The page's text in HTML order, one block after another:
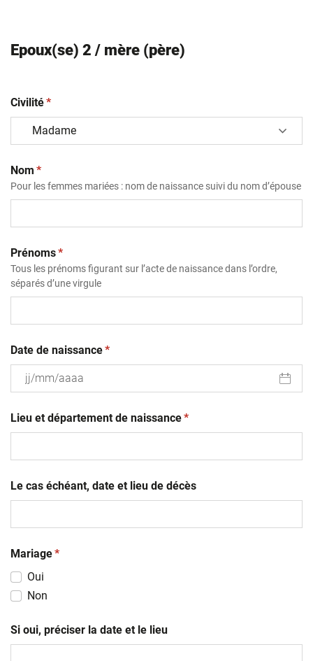
Epoux(se) 2 / mère (père)
Civilité(obligatoire)
*
Nom (obligatoire)
*
Pour les femmes mariées : nom de naissance suivi du nom d’épouse
Prénoms(obligatoire)
*
Tous les prénoms figurant sur l’acte de naissance dans l’ordre,
séparés d’une virgule
Date de naissance(obligatoire)
*
slash
MM
Lieu et département de naissance(obligatoire)
*
Le cas échéant, date et lieu de décès
Mariage(obligatoire)
*
Oui
Non
Si oui, préciser la date et le lieu